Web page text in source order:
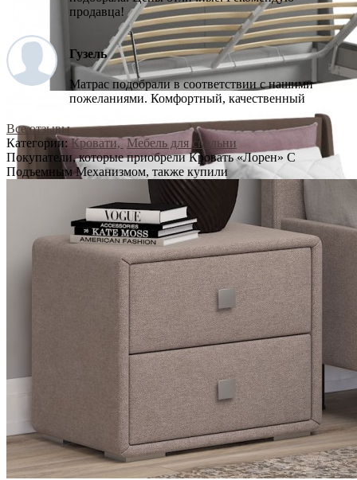
продавца!
Гузель
Матрас подобрали в соответствии с нашими
пожеланиями. Комфортный, качественный
Все отзывы
Категории:Кровати, Мебель для спальни
Покупатели, которые приобрели Кровать «Лорен» С
Подъемным Механизмом, также купили